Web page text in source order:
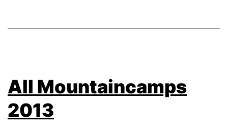
All Mountaincamps
2013